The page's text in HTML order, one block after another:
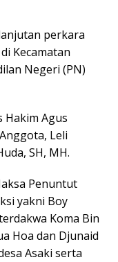
perkara
Kecamatan
Negeri (PN)
Hakim Agus
Leli
SH, MH.
Penuntut
yakni Boy
Koma Bin
Hoa dan Djunaid
Asaki serta